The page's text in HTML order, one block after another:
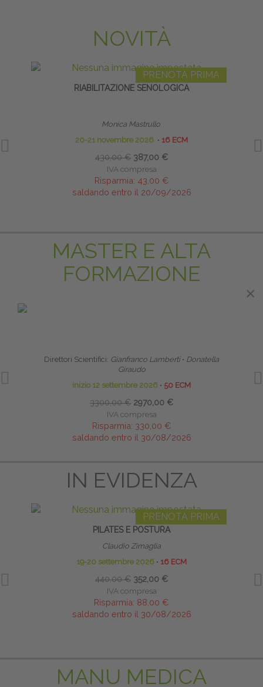
NOVITÀ
PRENOTA PRIMA
RIABILITAZIONE SENOLOGICA
Monica Mastrullo
20-21 novembre 2026 ∙ 16 ECM
430,00 € 387,00 €
IVA compresa
Risparmia: 43,00 €
saldando entro il 20/09/2026
MASTER E ALTA
FORMAZIONE
Direttori Scientifici: Gianfranco Lamberti ∙ Donatella
Giraudo
inizio 12 settembre 2026 ∙ 50 ECM
3300,00 € 2970,00 €
IVA compresa
Risparmia: 330,00 €
saldando entro il 30/08/2026
IN EVIDENZA
PRENOTA PRIMA
PILATES E POSTURA
Claudio Zimaglia
19-20 settembre 2026 ∙ 16 ECM
440,00 € 352,00 €
IVA compresa
Risparmia: 88,00 €
saldando entro il 30/08/2026
MANU MEDICA
×